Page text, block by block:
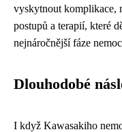
vyskytnout komplikace,
postupů a terapií, které
nejnáročnější fáze
Dlouhodobé
I když Kawasakiho